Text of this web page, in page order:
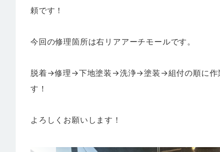
頼です！
今回の修理箇所は右リアアーチモールです。
脱着→修理→下地塗装→洗浄→塗装→組付の順に作
す！
よろしくお願いします！